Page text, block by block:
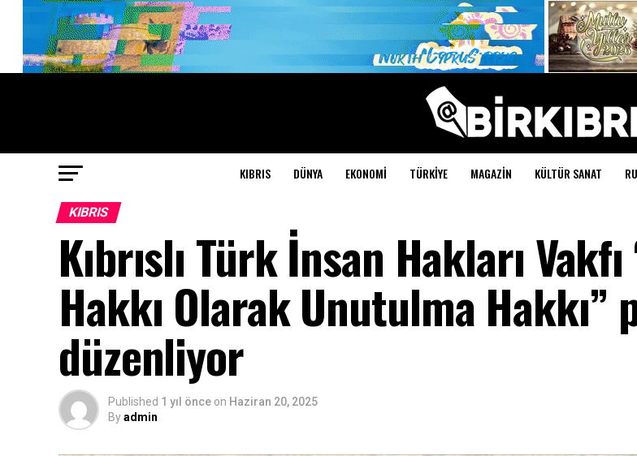
KIBRIS DÜNYA EKONOMI TÜRKIYE MAGAZIN KÜLTÜR SANAT
KIBRIS
Kıbrıslı Türk İnsan Hakları
Hakkı Olarak Unutulma Hakkı”
düzenliyor
Published 1 yıl önce on Haziran 20, 2025
Byadmin